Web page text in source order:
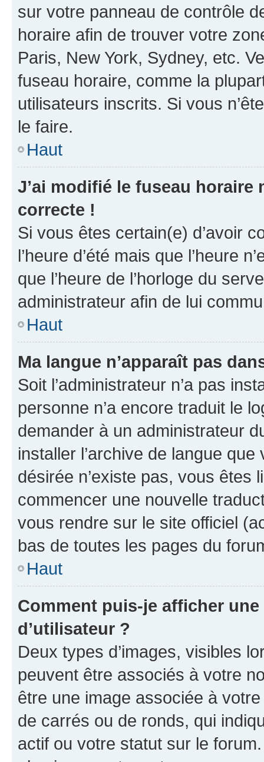
sur votre panneau de contrôle
horaire afin de trouver votre
Paris, New York, Sydney, etc.
fuseau horaire, comme la
utilisateurs inscrits. Si vous
le faire.
Haut
J’ai modifié le fuseau horaire
correcte !
Si vous êtes certain(e) d’avoir
l’heure d’été mais que l’heure
que l’heure de l’horloge du
administrateur afin de lui
Haut
Ma langue n’apparaît pas
Soit l’administrateur n’a pas
personne n’a encore traduit le
demander à un administrateur
installer l’archive de langue
désirée n’existe pas, vous êtes
commencer une nouvelle
vous rendre sur le site officiel
bas de toutes les pages du
Haut
Comment puis-je afficher
d’utilisateur ?
Deux types d’images, visibles
peuvent être associés à votre
être une image associée à
de carrés ou de ronds, qui
actif ou votre statut sur le